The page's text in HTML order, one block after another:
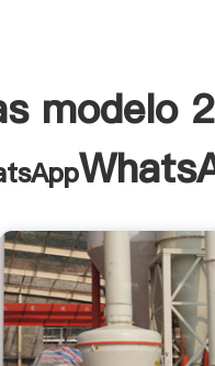
modelo